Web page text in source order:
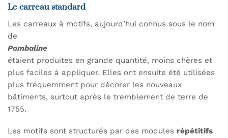
Le carreau standard
Les carreaux à motifs, aujourd’hui connus sous le nom
de
Pombaline
étaient produites en grande quantité, moins chères et
plus faciles à appliquer. Elles ont ensuite été utilisées
plus fréquemment pour décorer les nouveaux
bâtiments, surtout après le tremblement de terre de
1755.
Les motifs sont structurés par des modules répétitifs